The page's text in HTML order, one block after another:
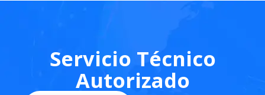
Servicio Técnico
Autorizado